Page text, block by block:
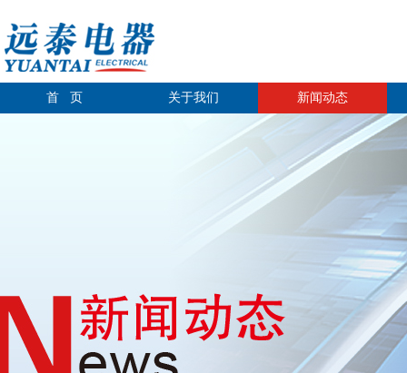
首 页 关于我们 新闻动态